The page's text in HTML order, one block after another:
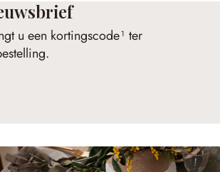
u een kortingscode¹ ter